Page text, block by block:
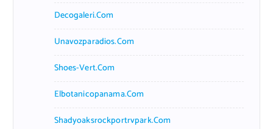
Decogaleri.com
Unavozparadios.com
Shoes-Vert.com
Elbotanicopanama.com
Shadyoaksrockportrvpark.com